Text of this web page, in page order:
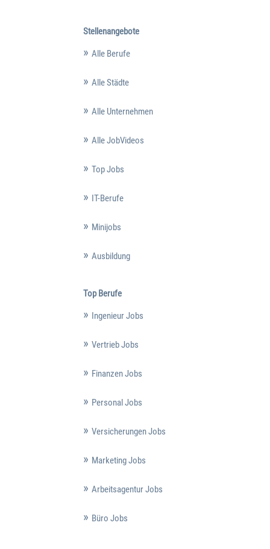
Stellenangebote
Alle Berufe
Alle Städte
Alle Unternehmen
Alle JobVideos
Top Jobs
IT-Berufe
Minijobs
Ausbildung
Top Berufe
Ingenieur Jobs
Vertrieb Jobs
Finanzen Jobs
Personal Jobs
Versicherungen Jobs
Marketing Jobs
Arbeitsagentur Jobs
Büro Jobs